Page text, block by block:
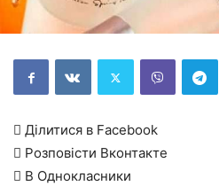
 Ділитися в Facebook
 Розповісти Вконтакте
 В Однокласники